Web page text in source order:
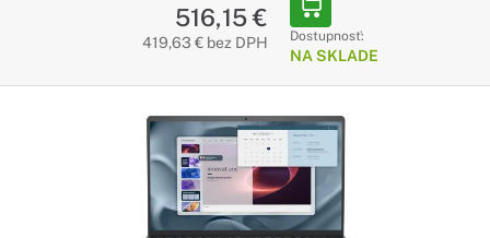
Začína nová éra umelej inteligencie
Najrýchlejšie a najinteligentnejšie notebooky so systémom
Windows v histórii. Notebooky Copilot+ sú vybavené
vašu produktivitu a kreativitu.
516,15 €
419,63 € bez DPH Dostupnosť:
NA SKLADE